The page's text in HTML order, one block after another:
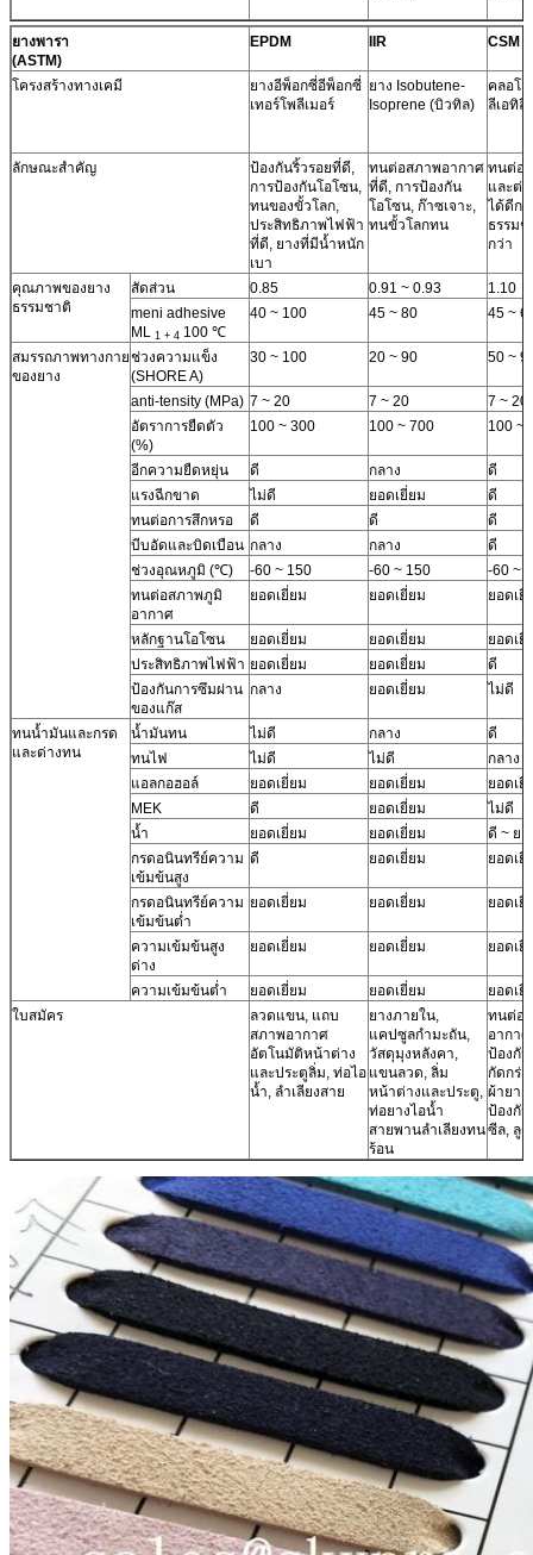
ฝากข้อความ
เราจะโทรกลับหาคุณเร็ว
ยางพารา
(ASTM)
EPDM IIR CSM
โครงสร้างทางเคมี
ยางอีพ็อกซี่อีพ็อกซี่
เทอร์โพลีเมอร์
ยาง Isobutene-
Isoprene (บิวทิล)
คลอโ
ลีเอทิลี
ลักษณะสำคัญ
ป้องกันริ้วรอยที่ดี,
การป้องกันโอโซน,
ทนของขั้วโลก,
ประสิทธิภาพไฟฟ้า
ที่ดี, ยางที่มีน้ำหนัก
เบา
ทนต่อสภาพอากาศ
ที่ดี, การป้องกัน
โอโซน, ก๊าซเจาะ,
ทนขั้วโลกทน
ทนต่อ
และต่
ได้ดีกว่
ธรรม
กว่า
คุณภาพของยาง
ธรรมชาติ
สัดส่วน 0.85 0.91 ~ 0.93
1.10
meni adhesive
ML 1 + 4 100 ℃
40 ~ 100 45 ~ 80 45 ~
สมรรถภาพทางกาย
ของยาง
ช่วงความแข็ง
(SHORE A)
30 ~ 100 20 ~ 90 50 ~
anti-tensity (MPa) 7 ~ 20 7 ~ 20
7 ~ 20
อัตราการยืดตัว
(%)
100 ~ 300 100 ~ 700 100 ~
อีกความยืดหยุ่น ดี กลาง
ดี
แรงฉีกขาด
ไม่ดี ยอดเยี่ยม
ดี
ทนต่อการสึกหรอ
ดี ดี
ดี
บีบอัดและบิดเบือน กลาง กลาง
ดี
ช่วงอุณหภูมิ (℃)
-60 ~ 150 -60 ~ 150
-60 ~
ทนต่อสภาพภูมิ
อากาศ
ยอดเยี่ยม ยอดเยี่ยม ยอดเยี่
หลักฐานโอโซน ยอดเยี่ยม ยอดเยี่ยม
ยอดเยี่
ประสิทธิภาพไฟฟ้า ยอดเยี่ยม ยอดเยี่ยม
ดี
ป้องกันการซึมผ่าน
ของแก๊ส
กลาง ยอดเยี่ยม ไม่ดี
ทนน้ำมันและกรด
และด่างทน
น้ำมันทน ไม่ดี กลาง
ดี
ทนไฟ
ไม่ดี ไม่ดี
กลาง
แอลกอฮอล์
ยอดเยี่ยม ยอดเยี่ยม
ยอดเยี่
MEK
ดี ยอดเยี่ยม
ไม่ดี
น้ำ
ยอดเยี่ยม ยอดเยี่ยม
ดี ~ ยอ
กรดอนินทรีย์ความ
เข้มข้นสูง
ดี ยอดเยี่ยม ยอดเยี่
กรดอนินทรีย์ความ
เข้มข้นต่ำ
ยอดเยี่ยม ยอดเยี่ยม ยอดเยี่
ความเข้มข้นสูง
ด่าง
ยอดเยี่ยม ยอดเยี่ยม ยอดเยี่
ความเข้มข้นต่ำ ยอดเยี่ยม ยอดเยี่ยม
ยอดเยี่
ใบสมัคร
ลวดแขน, แถบ
สภาพอากาศ
อัตโนมัติหน้าต่าง
และประตูลิ่ม, ท่อไอ
น้ำ, ลำเลียงสาย
ยางภายใน,
แคปซูลกำมะถัน,
วัสดุมุงหลังคา,
แขนลวด, ลิ่ม
หน้าต่างและประตู,
ท่อยางไอน้ำ
สายพานลำเลียงทน
ร้อน
ทนต่อ
อากาศ
ป้องกัน
กัดกร่
ผ้ายาง
ป้องกั
ซีล, ลูก